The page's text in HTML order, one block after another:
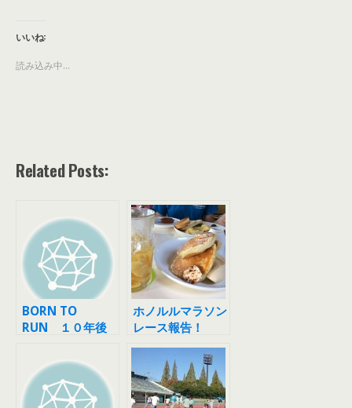
いいね:
読み込み中...
Related Posts:
BORN TO
RUN １０年後
格的に裸足ランの
普及を開始！
ホノルルマラソン
レース報告！